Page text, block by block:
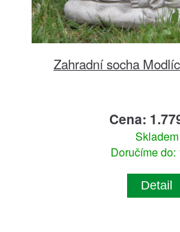
Zahradní socha
Cena:
Skladem
Doručíme do:
Detail